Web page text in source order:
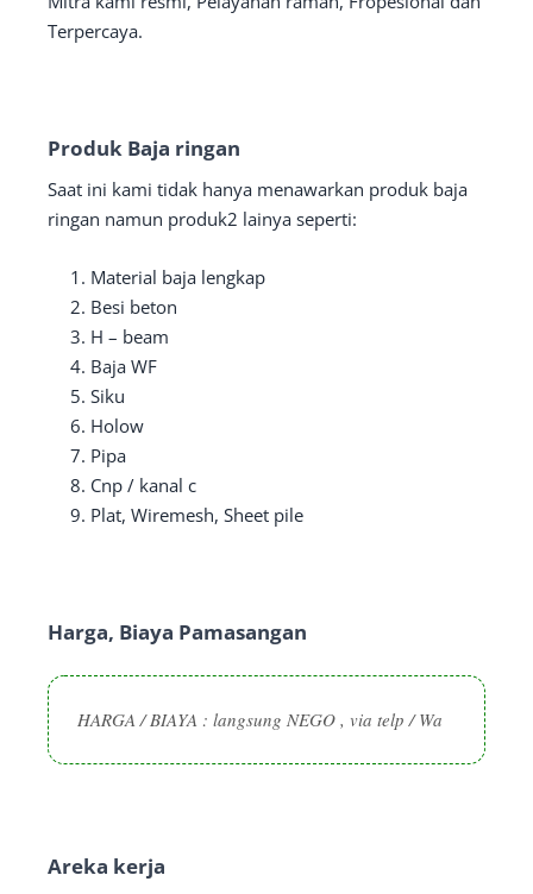
Terpercaya.
Produk Baja ringan
Saat ini kami tidak hanya menawarkan produk baja
ringan namun produk2 lainya seperti:
Material baja lengkap
Besi beton
H – beam
Baja WF
Siku
Holow
Pipa
Cnp / kanal c
Plat, Wiremesh, Sheet pile
Harga, Biaya Pamasangan
HARGA / BIAYA : langsung NEGO , via telp / Wa
Areka kerja